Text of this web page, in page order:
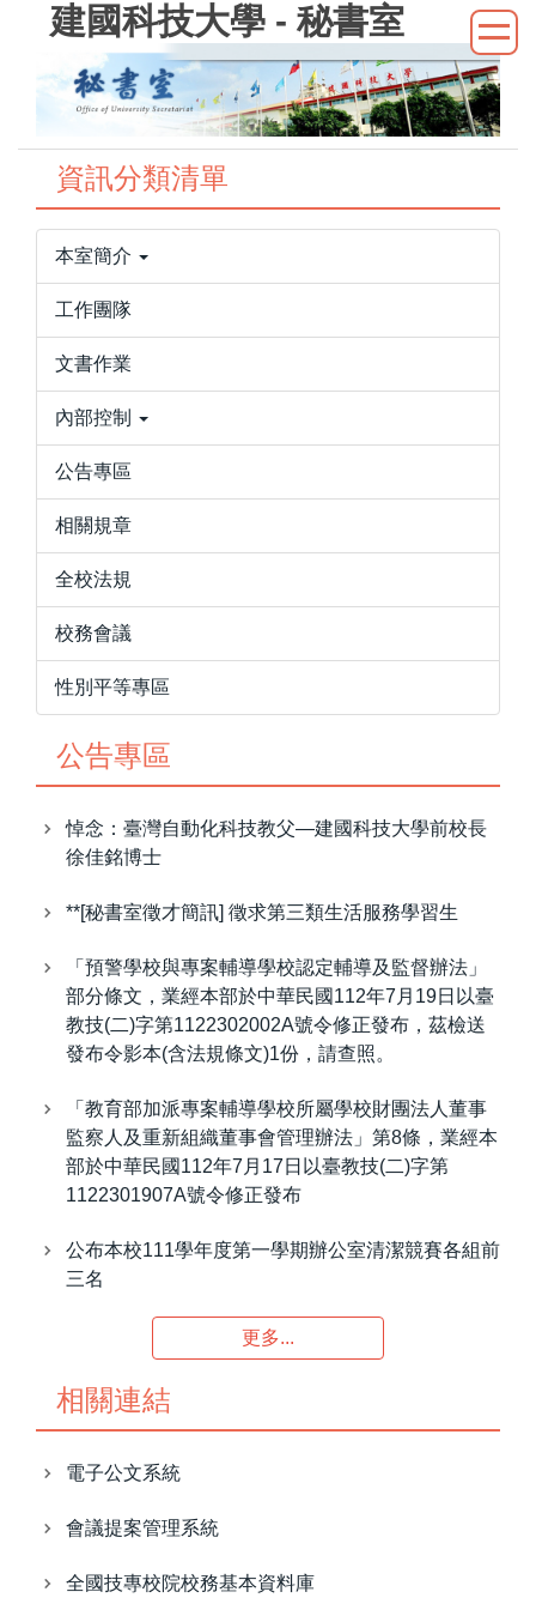
建國科技大學 - 秘書室
資訊分類清單
本室簡介
工作團隊
文書作業
內部控制
公告專區
相關規章
全校法規
校務會議
性別平等專區
公告專區
悼念：臺灣自動化科技教父—建國科技大學前校長
徐佳銘博士
**[秘書室徵才簡訊] 徵求第三類生活服務學習生
「預警學校與專案輔導學校認定輔導及監督辦法」
部分條文，業經本部於中華民國112年7月19日以臺
教技(二)字第1122302002A號令修正發布，茲檢送
發布令影本(含法規條文)1份，請查照。
「教育部加派專案輔導學校所屬學校財團法人董事
監察人及重新組織董事會管理辦法」第8條，業經本
部於中華民國112年7月17日以臺教技(二)字第
1122301907A號令修正發布
公布本校111學年度第一學期辦公室清潔競賽各組前
三名
更多...
相關連結
電子公文系統
會議提案管理系統
全國技專校院校務基本資料庫